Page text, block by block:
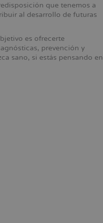
que tenemos a
al desarrollo de futuras
es ofrecerte
prevención y
sano, si estás pensando en